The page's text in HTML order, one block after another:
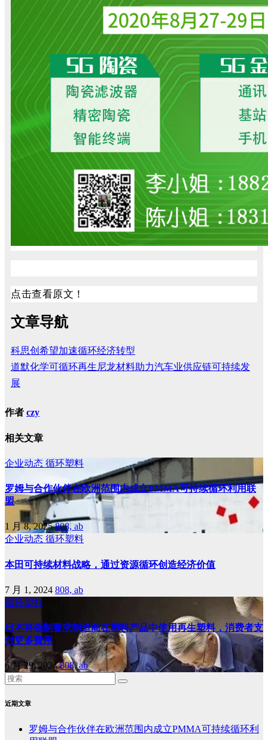
点击查看原文！
文章导航
科思创希望加速循环经济转型
道默化学可循环再生尼龙材料助力汽车业供应链可持续发
展
作者 czy
相关文章
企业动态 循环塑料
罗姆与合作伙伴在欧洲范围内成立PMMA可持续循环利用联
盟
1 月 8, 2025808, ab
企业动态 循环塑料
本田可持续材料战略，通过资源循环创造经济价值
7 月 1, 2024 808, ab
循环塑料
日本将强制要求制造商在塑料产品中使用再生塑料，消费者支
付更多费用
6 月 29, 2024808, ab
近期文章
罗姆与合作伙伴在欧洲范围内成立PMMA可持续循环利